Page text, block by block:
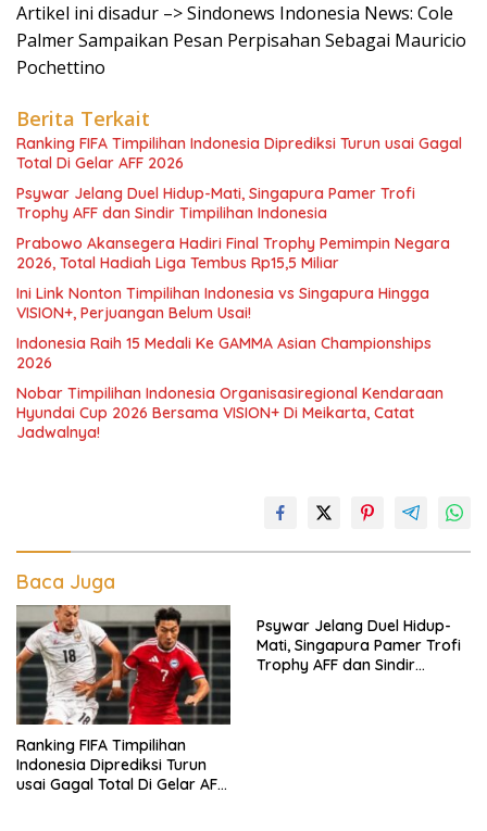
Artikel ini disadur –> Sindonews Indonesia News: Cole
Palmer Sampaikan Pesan Perpisahan Sebagai Mauricio
Pochettino
Berita Terkait
Ranking FIFA Timpilihan Indonesia Diprediksi Turun usai Gagal
Total Di Gelar AFF 2026
Psywar Jelang Duel Hidup-Mati, Singapura Pamer Trofi
Trophy AFF dan Sindir Timpilihan Indonesia
Prabowo Akansegera Hadiri Final Trophy Pemimpin Negara
2026, Total Hadiah Liga Tembus Rp15,5 Miliar
Ini Link Nonton Timpilihan Indonesia vs Singapura Hingga
VISION+, Perjuangan Belum Usai!
Indonesia Raih 15 Medali Ke GAMMA Asian Championships
2026
Nobar Timpilihan Indonesia Organisasiregional Kendaraan
Hyundai Cup 2026 Bersama VISION+ Di Meikarta, Catat
Jadwalnya!
Baca Juga
Ranking FIFA Timpilihan
Indonesia Diprediksi Turun
usai Gagal Total Di Gelar AFF
Psywar Jelang Duel Hidup-
Mati, Singapura Pamer Trofi
Trophy AFF dan Sindir